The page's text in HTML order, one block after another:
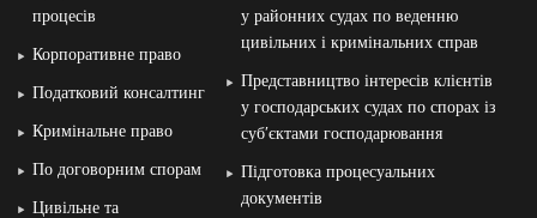
процесів
Корпоративне право
Податковий консалтинг
Кримінальне право
По договорним спорам
Цивільне та
у районних судах по веденню
цивільних і кримінальних справ
Представництво інтересів клієнтів
у господарських судах по спорах із
суб′єктами господарювання
Підготовка процесуальних
документів